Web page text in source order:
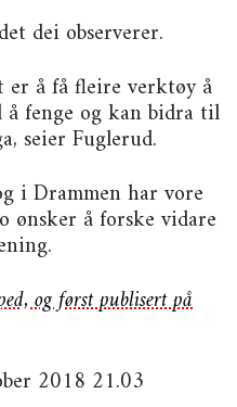
dei observerer.
er å få fleire verktøy å
å fenge og kan bidra til
seier Fuglerud.
i Drammen har vore
ønsker å forske vidare
og først publisert på
2018 21.03